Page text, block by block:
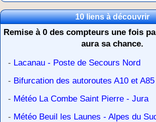
10 liens à découvrir
Remise à 0 des compteurs une fois
aura sa chance.
- Lacanau - Poste de Secours Nord
- Bifurcation des autoroutes A10 et A85
- Météo La Combe Saint Pierre - Jura
- Météo Beuil les Launes - Alpes du